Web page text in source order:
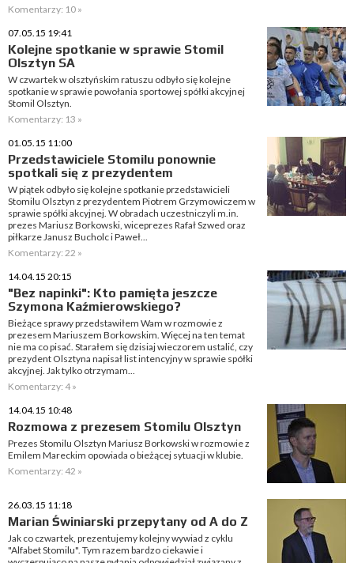
Komentarzy: 10 »
07.05.15 19:41
Kolejne spotkanie w sprawie Stomil
Olsztyn SA
W czwartek w olsztyńskim ratuszu odbyło się kolejne
spotkanie w sprawie powołania sportowej spółki akcyjnej
Stomil Olsztyn.
Komentarzy: 13 »
01.05.15 11:00
Przedstawiciele Stomilu ponownie
spotkali się z prezydentem
W piątek odbyło się kolejne spotkanie przedstawicieli
Stomilu Olsztyn z prezydentem Piotrem Grzymowiczem w
sprawie spółki akcyjnej. W obradach uczestniczyli m.in.
prezes Mariusz Borkowski, wiceprezes Rafał Szwed oraz
piłkarze Janusz Bucholc i Paweł...
Komentarzy: 22 »
14.04.15 20:15
"Bez napinki": Kto pamięta jeszcze
Szymona Kaźmierowskiego?
Bieżące sprawy przedstawiłem Wam w rozmowie z
prezesem Mariuszem Borkowskim. Więcej na ten temat
nie ma co pisać. Starałem się dzisiaj wieczorem ustalić, czy
prezydent Olsztyna napisał list intencyjny w sprawie spółki
akcyjnej. Jak tylko otrzymam...
Komentarzy: 4 »
14.04.15 10:48
Rozmowa z prezesem Stomilu Olsztyn
Prezes Stomilu Olsztyn Mariusz Borkowski w rozmowie z
Emilem Mareckim opowiada o bieżącej sytuacji w klubie.
Komentarzy: 42 »
26.03.15 11:18
Marian Świniarski przepytany od A do Z
Jak co czwartek, prezentujemy kolejny wywiad z cyklu
"Alfabet Stomilu". Tym razem bardzo ciekawie i